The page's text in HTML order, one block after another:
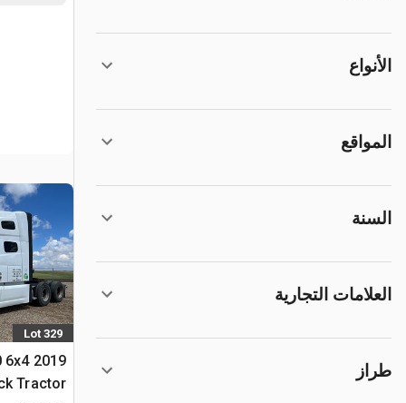
الأنواع
المواقع
السنة
العلامات التجارية
طراز
Lot 329
6x4
Tractor